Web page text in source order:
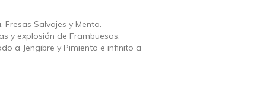
Fresas Salvajes y Menta.
y explosión de Frambuesas.
a Jengibre y Pimienta e infinito a